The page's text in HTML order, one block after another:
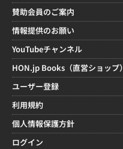
賛助会員のご案内
情報提供のお願い
YouTubeチャンネル
HON.jp Books（直営ショップ）
ユーザー登録
利用規約
個人情報保護方針
ログイン